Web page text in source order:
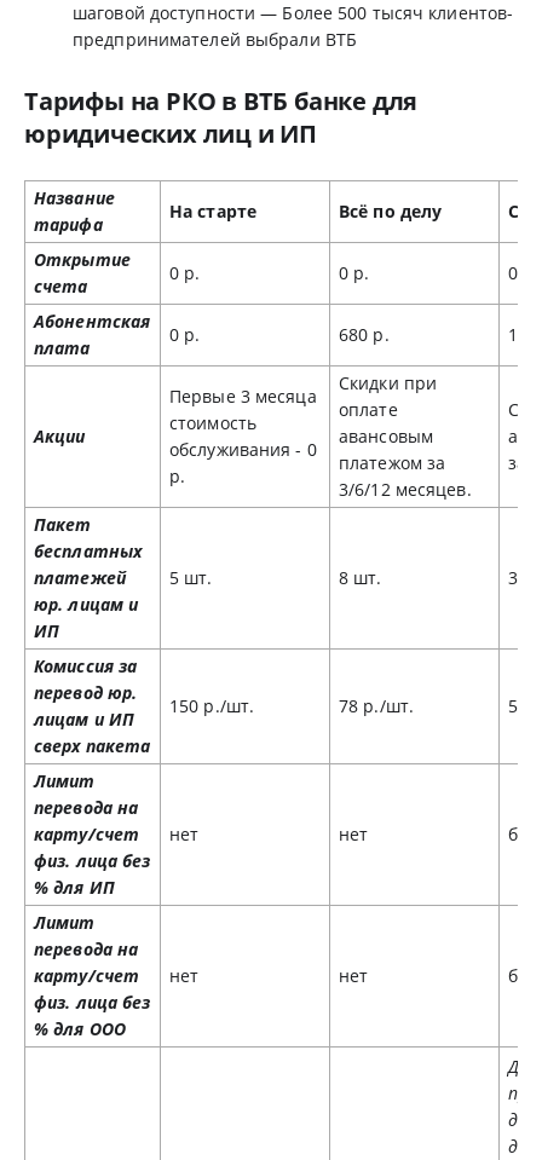
шаговой доступности — Более 500 тысяч клиентов-
предпринимателей выбрали ВТБ
Тарифы на РКО в ВТБ банке для
юридических лиц и ИП
Название
тарифа
На старте Всё по делу
Открытие
счета
0 р. 0 р. 0 р.
Абонентская
плата
0 р. 680 р.
Акции
Первые 3 месяца
стоимость
обслуживания - 0
р.
Скидки при
оплате
авансовым
платежом за
3/6/12 месяцев.
за
Пакет
бесплатных
платежей
юр. лицам и
ИП
5 шт. 8 шт. 30
Комиссия за
перевод юр.
лицам и ИП
сверх пакета
150 р./шт. 78 р./шт. 50
Лимит
перевода на
карту/счет
физ. лица без
% для ИП
нет нет
Лимит
перевода на
карту/счет
физ. лица без
% для ООО
нет нет